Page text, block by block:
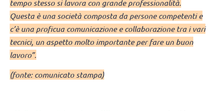
tempo stesso si lavora con grande professionalità.
Questa è una società composta da persone competenti e
c’è una proficua comunicazione e collaborazione tra i vari
tecnici, un aspetto molto importante per fare un buon
lavoro”.
(fonte: comunicato stampa)